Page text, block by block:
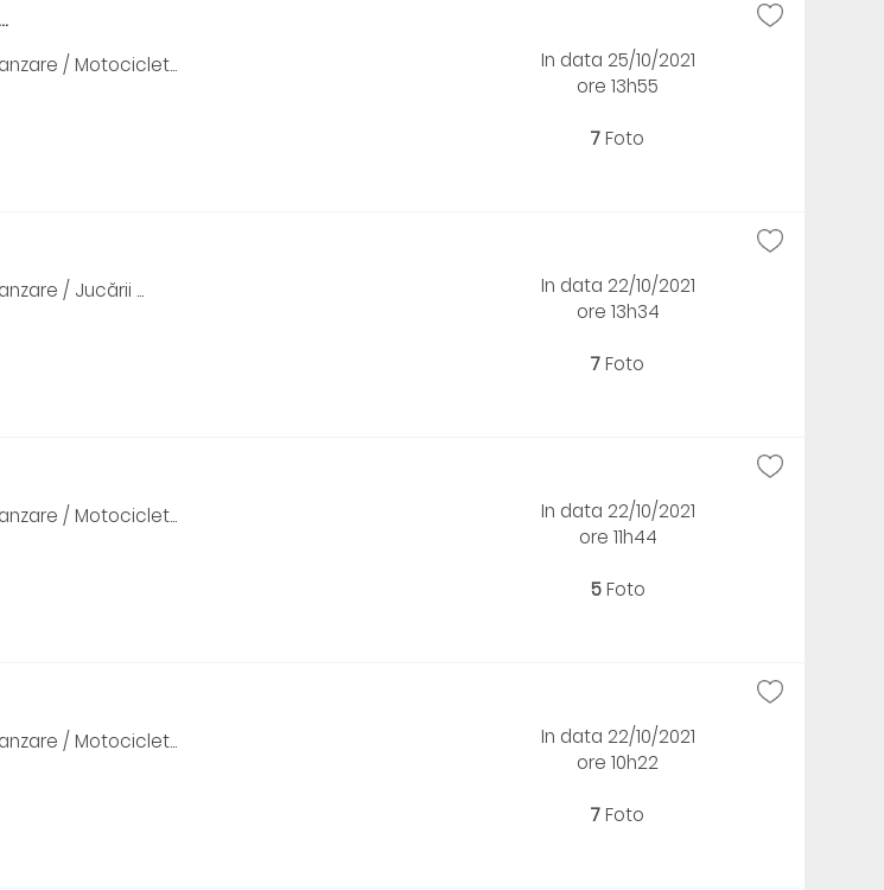
/ Motociclet...
In data 25/10/2021
ore 13h55
7 Foto
/ Jucării ...
In data 22/10/2021
ore 13h34
7 Foto
/ Motociclet...
In data 22/10/2021
ore 11h44
5Foto
/ Motociclet...
In data 22/10/2021
ore 10h22
7 Foto